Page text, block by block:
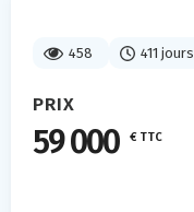
458 411 jours
PRIX
59 000 € TTC